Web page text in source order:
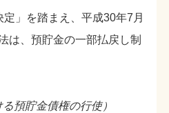
」を踏まえ、平成30年7月
は、預貯金の一部払戻し制
預貯金債権の行使）